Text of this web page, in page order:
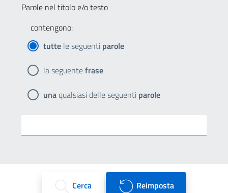
Parole nel titolo e/o testo
contengono:
tutte le seguenti parole
la seguentefrase
unaqualsiasi delle seguenti parole
Cerca Reimposta